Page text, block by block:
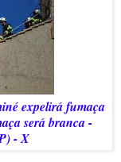
expelirá fumaça
será branca -
- X